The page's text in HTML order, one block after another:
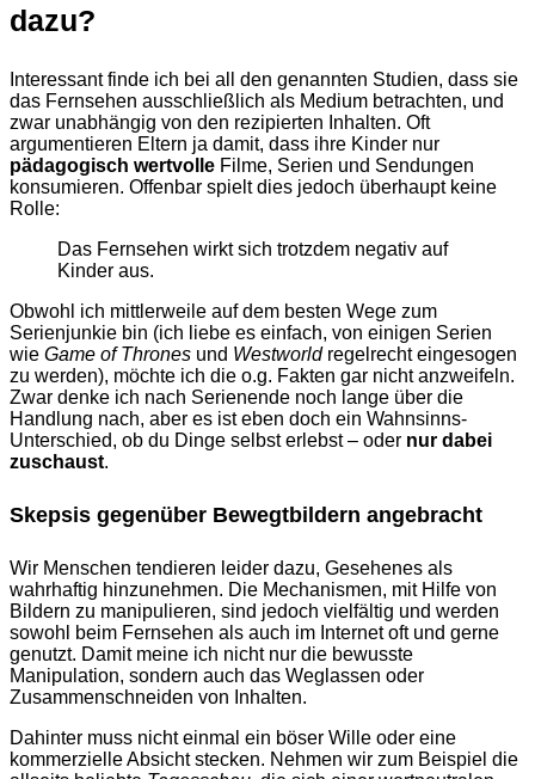
dazu?
Interessant finde ich bei all den genannten Studien, dass sie
das Fernsehen ausschließlich als Medium betrachten, und
zwar unabhängig von den rezipierten Inhalten. Oft
argumentieren Eltern ja damit, dass ihre Kinder nur
pädagogisch wertvolle Filme, Serien und Sendungen
konsumieren. Offenbar spielt dies jedoch überhaupt keine
Rolle:
Das Fernsehen wirkt sich trotzdem negativ auf
Kinder aus.
Obwohl ich mittlerweile auf dem besten Wege zum
Serienjunkie bin (ich liebe es einfach, von einigen Serien
wie Game of Thrones und Westworldregelrecht eingesogen
zu werden), möchte ich die o.g. Fakten gar nicht anzweifeln.
Zwar denke ich nach Serienende noch lange über die
Handlung nach, aber es ist eben doch ein Wahnsinns-
Unterschied, ob du Dinge selbst erlebst – oder nur dabei
zuschaust.
Skepsis gegenüber Bewegtbildern angebracht
Wir Menschen tendieren leider dazu, Gesehenes als
wahrhaftig hinzunehmen. Die Mechanismen, mit Hilfe von
Bildern zu manipulieren, sind jedoch vielfältig und werden
sowohl beim Fernsehen als auch im Internet oft und gerne
genutzt. Damit meine ich nicht nur die bewusste
Manipulation, sondern auch das Weglassen oder
Zusammenschneiden von Inhalten.
Dahinter muss nicht einmal ein böser Wille oder eine
kommerzielle Absicht stecken. Nehmen wir zum Beispiel die